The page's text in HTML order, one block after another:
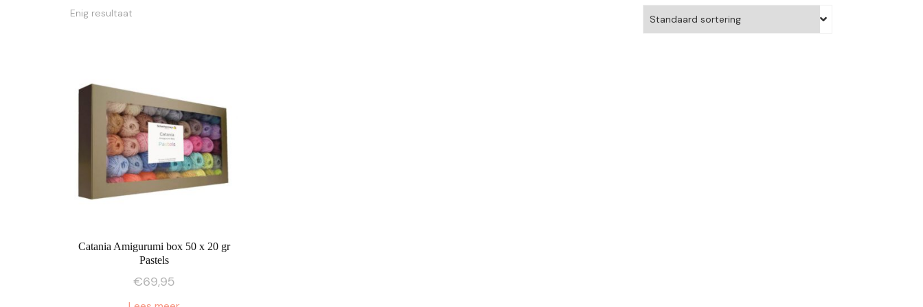
Enig resultaat
Catania Amigurumi box 50 x 20 gr
Pastels
€69,95